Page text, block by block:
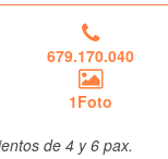
679.170.040
1Foto
de 4 y 6 pax.